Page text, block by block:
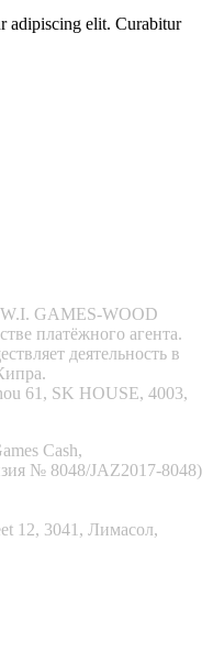
adipiscing elit. Curabitur
GAMES-WOOD
платёжного агента.
деятельность в
61, SK HOUSE, 4003,
Cash,
№ 8048/JAZ2017-8048)
12, 3041, Лимасол,